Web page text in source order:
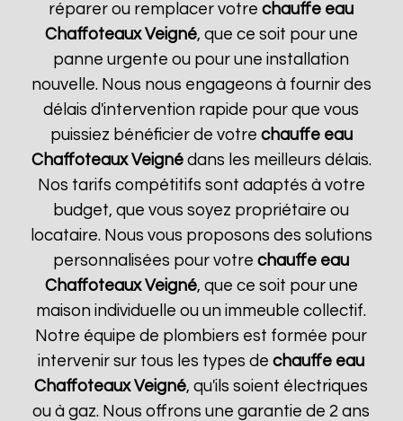
réparer ou remplacer votrechauffe eau
Chaffoteaux Veigné, que ce soit pour une
panne urgente ou pour une installation
nouvelle. Nous nous engageons à fournir des
délais d'intervention rapide pour que vous
puissiez bénéficier de votre chauffe eau
Chaffoteaux Veignédans les meilleurs délais.
Nos tarifs compétitifs sont adaptés à votre
budget, que vous soyez propriétaire ou
locataire. Nous vous proposons des solutions
personnalisées pour votrechauffe eau
Chaffoteaux Veigné, que ce soit pour une
maison individuelle ou un immeuble collectif.
Notre équipe de plombiers est formée pour
intervenir sur tous les types dechauffe eau
Chaffoteaux Veigné, qu'ils soient électriques
ou à gaz. Nous offrons une garantie de 2 ans